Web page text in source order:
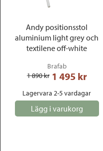
Andy positionsstol
aluminium light grey och
textilene off-white
Brafab
1 890 kr 1 495 kr
Lagervara 2-5 vardagar
Lägg i varukorg